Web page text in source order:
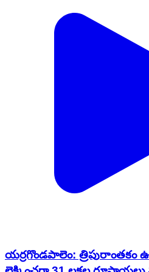
యర్రగొండపాలెం: